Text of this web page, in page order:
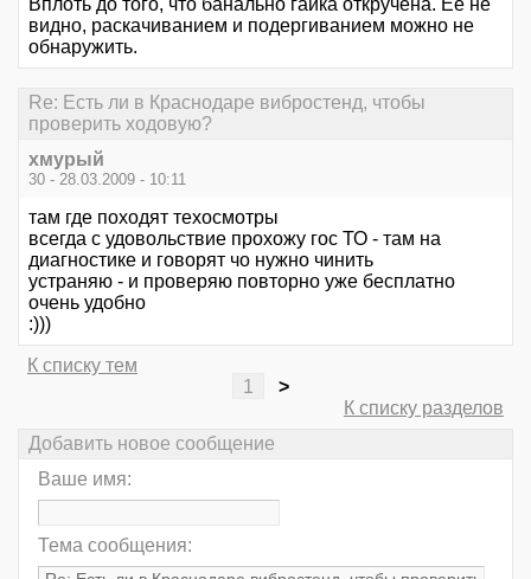
видно, раскачиванием и подергиванием можно не
обнаружить.
Re: Есть ли в Краснодаре вибростенд, чтобы
проверить ходовую?
хмурый
30 - 28.03.2009 - 10:11
там где походят техосмотры
всегда с удовольствие прохожу гос ТО - там на
диагностике и говорят чо нужно чинить
устраняю - и проверяю повторно уже бесплатно
очень удобно
:)))
К списку тем
1
>
К списку разделов
Добавить новое сообщение
Ваше имя:
Тема сообщения: